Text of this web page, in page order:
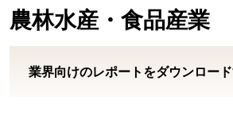
農林水産・食品産業
業界向けのレポートをダウンロー